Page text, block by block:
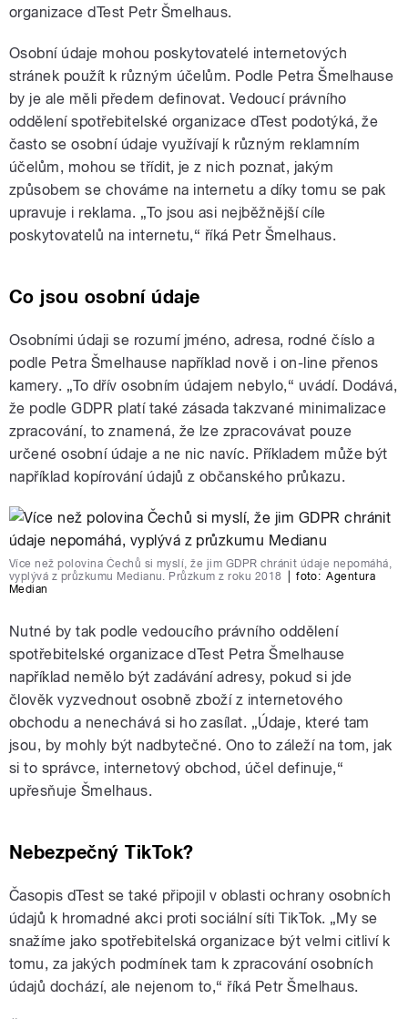
organizace dTest Petr Šmelhaus.
Osobní údaje mohou poskytovatelé internetových
stránek použít k různým účelům. Podle Petra Šmelhause
by je ale měli předem definovat. Vedoucí právního
oddělení spotřebitelské organizace dTest podotýká, že
často se osobní údaje využívají k různým reklamním
účelům, mohou se třídit, je z nich poznat, jakým
způsobem se chováme na internetu a díky tomu se pak
upravuje i reklama. „To jsou asi nejběžnější cíle
poskytovatelů na internetu,“ říká Petr Šmelhaus.
Co jsou osobní údaje
Osobními údaji se rozumí jméno, adresa, rodné číslo a
podle Petra Šmelhause například nově i on-line přenos
kamery. „To dřív osobním údajem nebylo,“ uvádí. Dodává,
že podle GDPR platí také zásada takzvané minimalizace
zpracování, to znamená, že lze zpracovávat pouze
určené osobní údaje a ne nic navíc. Příkladem může být
například kopírování údajů z občanského průkazu.
Více než polovina Čechů si myslí, že jim GDPR chránit údaje nepomáhá,
vyplývá z průzkumu Medianu. Průzkum z roku 2018
foto: Agentura
Median
Nutné by tak podle vedoucího právního oddělení
spotřebitelské organizace dTest Petra Šmelhause
například nemělo být zadávání adresy, pokud si jde
člověk vyzvednout osobně zboží z internetového
obchodu a nenechává si ho zasílat. „Údaje, které tam
jsou, by mohly být nadbytečné. Ono to záleží na tom, jak
si to správce, internetový obchod, účel definuje,“
upřesňuje Šmelhaus.
Nebezpečný TikTok?
Časopis dTest se také připojil v oblasti ochrany osobních
údajů k hromadné akci proti sociální síti TikTok. „My se
snažíme jako spotřebitelská organizace být velmi citliví k
tomu, za jakých podmínek tam k zpracování osobních
údajů dochází, ale nejenom to,“ říká Petr Šmelhaus.